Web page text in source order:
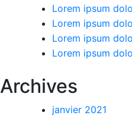
Lorem ipsum
Lorem ipsum
Lorem ipsum
Lorem ipsum
Archives
janvier 2021